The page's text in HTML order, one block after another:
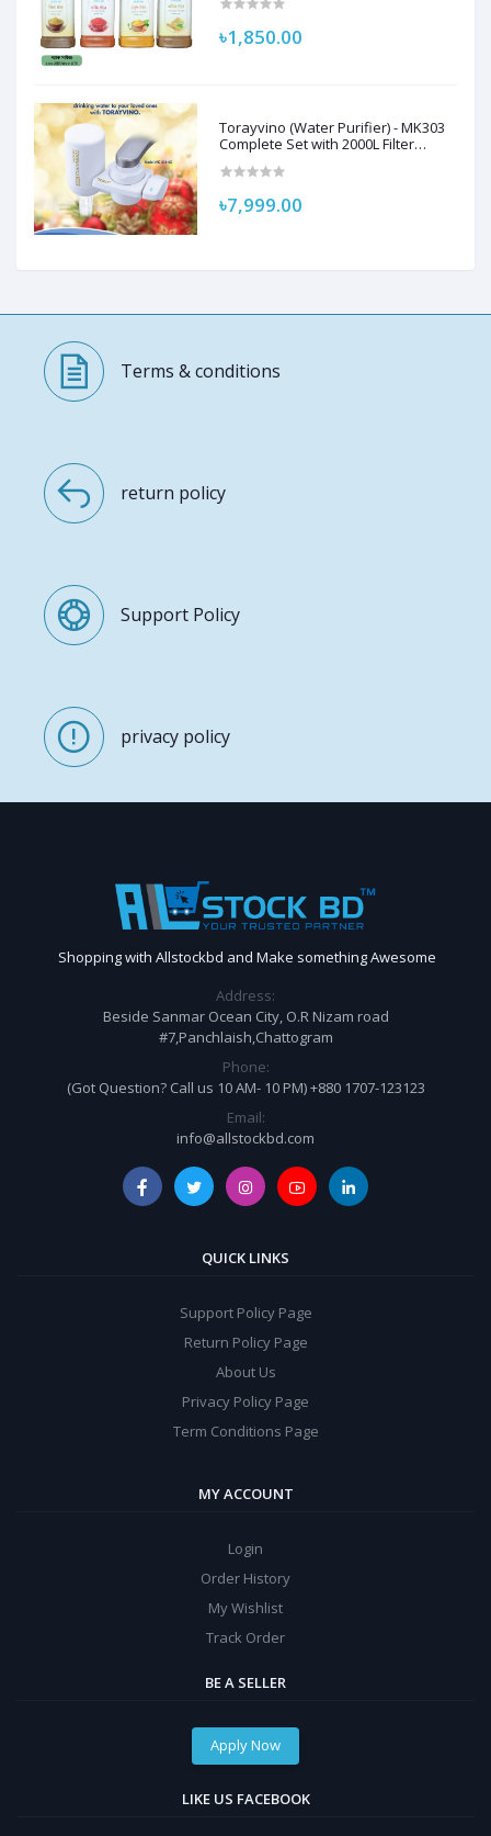
৳1,850.00
Torayvino (Water Purifier) - MK303
Complete Set with 2000L Filter
৳7,999.00
Terms & conditions
return policy
Support Policy
privacy policy
Shopping with Allstockbd and Make something Awesome
Address:
Beside Sanmar Ocean City, O.R Nizam road
#7,Panchlaish,Chattogram
Phone:
(Got Question? Call us 10 AM- 10 PM) +880 1707-123123
Email:
info@allstockbd.com
QUICK LINKS
Support Policy Page
Return Policy Page
About Us
Privacy Policy Page
Term Conditions Page
MY ACCOUNT
Login
Order History
My Wishlist
Track Order
BE A SELLER
Apply Now
LIKE US FACEBOOK